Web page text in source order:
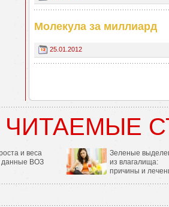
Молекула за миллиард
25.01.2012
и веса
данные ВОЗ
Зеленые
из влагалища:
причины и